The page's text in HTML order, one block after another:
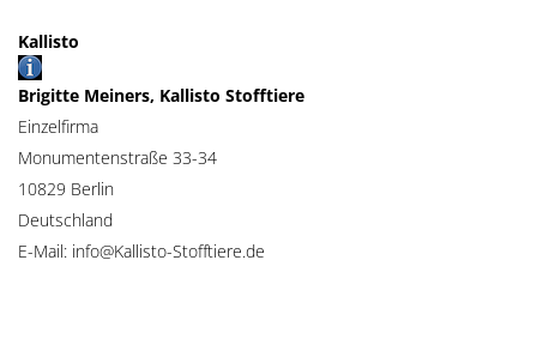
Kallisto
Brigitte Meiners, Kallisto Stofftiere
Einzelfirma
Monumentenstraße 33-34
10829 Berlin
Deutschland
E-Mail: info@Kallisto-Stofftiere.de